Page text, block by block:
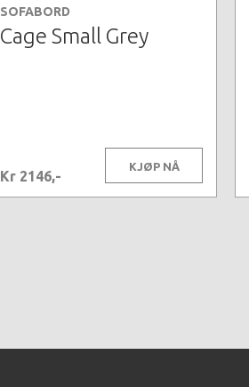
SOFABORD
Cage Small Grey
Kr 2146,-
KJØP NÅ